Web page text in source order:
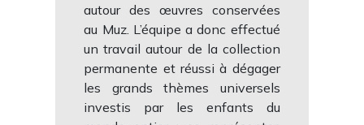
autour des œuvres conservées
au Muz. L’équipe a donc effectué
un travail autour de la collection
permanente et réussi à dégager
les grands thèmes universels
investis par les enfants du